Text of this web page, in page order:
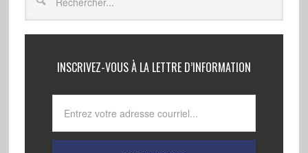
INSCRIVEZ-VOUS À LA LETTRE D’INFORMATION